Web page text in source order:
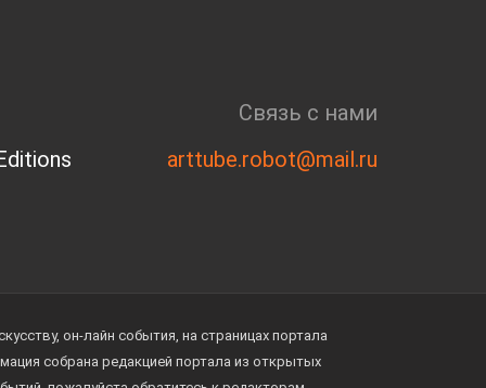
Связь с нами
arttube.robot@mail.ru
он-лайн события, на страницах портала
собрана редакцией портала из открытых